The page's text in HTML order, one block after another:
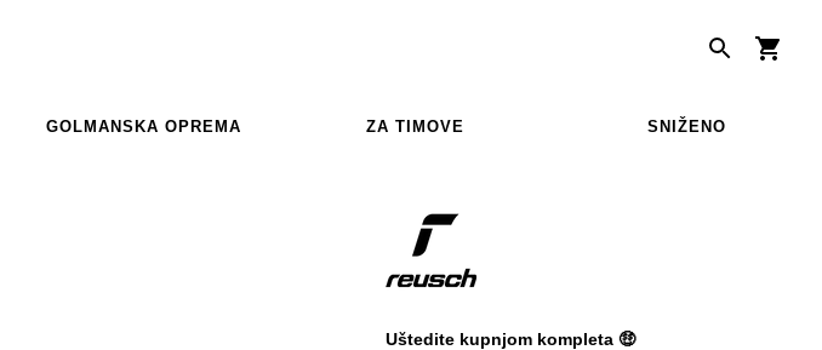
GOLMANSKA OPREMA ZA TIMOVE SNIŽENO
Uštedite kupnjom kompleta 🤑